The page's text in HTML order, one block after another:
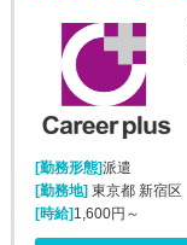
[勤務形態]派遣
[勤務地]東京都 新宿区
[時給]1,600円～